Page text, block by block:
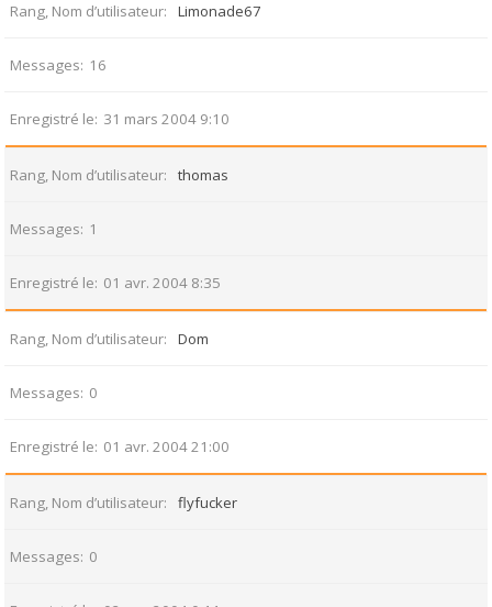
Rang, Nom d’utilisateur Limonade67
Messages 16
Enregistré le 31 mars 2004 9:10
Rang, Nom d’utilisateur thomas
Messages 1
Enregistré le 01 avr. 2004 8:35
Rang, Nom d’utilisateur Dom
Messages 0
Enregistré le 01 avr. 2004 21:00
Rang, Nom d’utilisateur flyfucker
Messages 0